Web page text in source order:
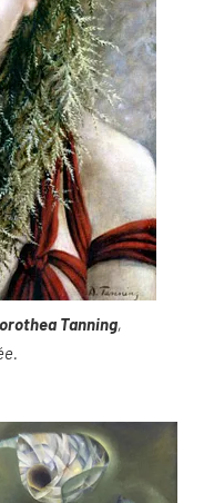
Tanning,